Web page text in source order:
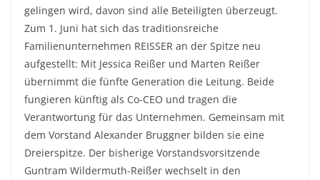
gelingen wird, davon sind alle Beteiligten überzeugt.
Zum 1. Juni hat sich das traditionsreiche
Familienunternehmen REISSER an der Spitze neu
aufgestellt: Mit Jessica Reißer und Marten Reißer
übernimmt die fünfte Generation die Leitung. Beide
fungieren künftig als Co-CEO und tragen die
Verantwortung für das Unternehmen. Gemeinsam mit
dem Vorstand Alexander Bruggner bilden sie eine
Dreierspitze. Der bisherige Vorstandsvorsitzende
Guntram Wildermuth-Reißer wechselt in den